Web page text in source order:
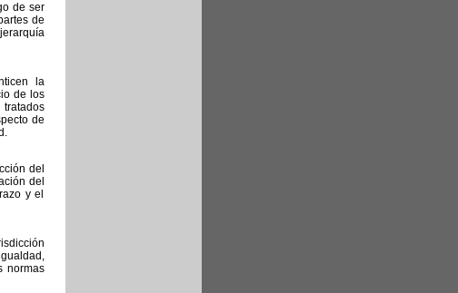
de ser
de
la
de los
de
del
del
y el
normas